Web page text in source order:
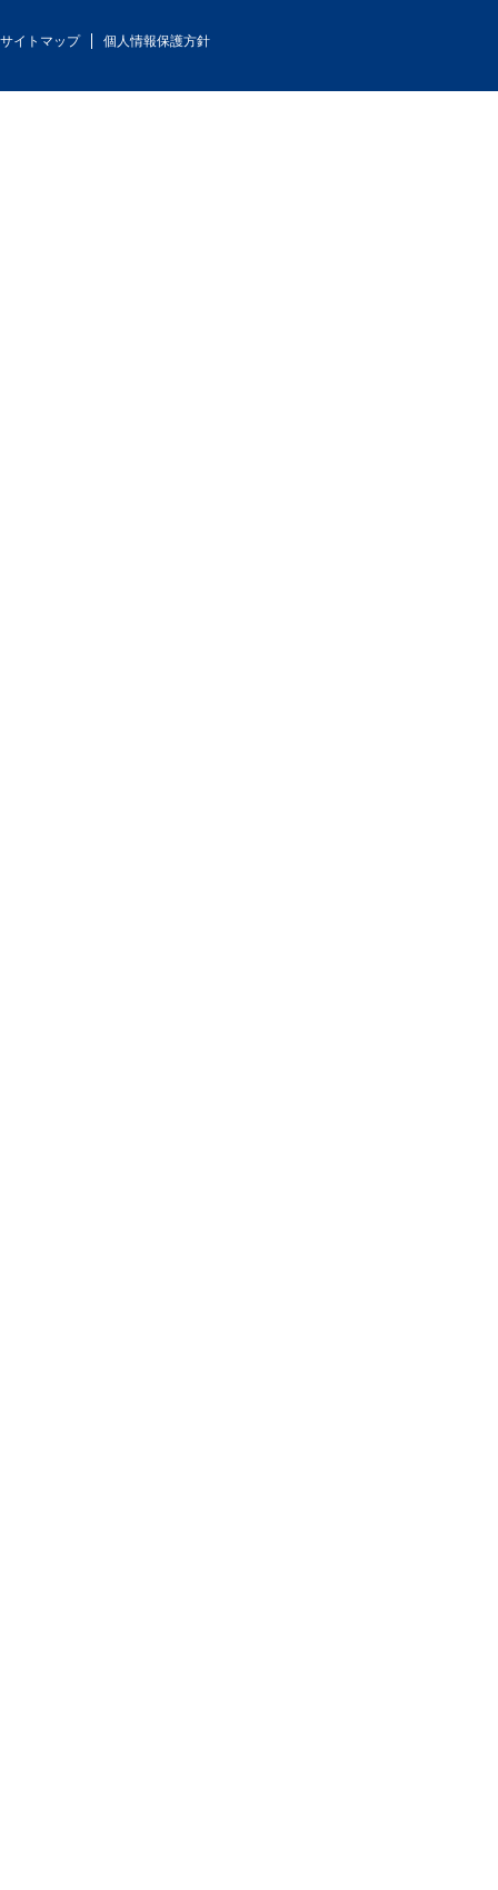
サイトマップ 個人情報保護方針